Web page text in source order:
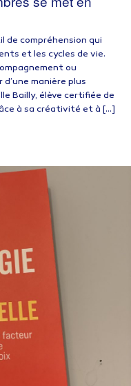
de compréhension qui
et les cycles de vie.
ou
d’une manière plus
Bailly, élève certifiée de
à sa créativité et à […]